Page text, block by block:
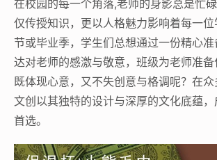
在校园的每一个角落,老师的身影总是忙
仅传授知识，更以人格魅力影响着每一
节或毕业季，学生们总想通过一份精心
达对老师的感激与敬意，班级为老师准
既体现心意，又不失创意与格调呢？在
文创以其独特的设计与深厚的文化底蕴
首选。